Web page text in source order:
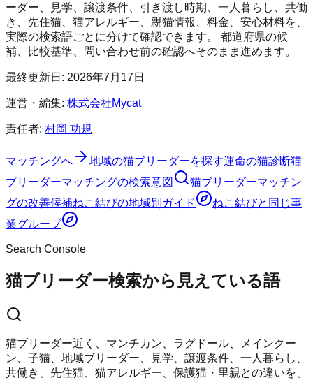
ーダー、見学、譲渡条件、引き渡し時期、一人暮らし、共働
き、先住猫、猫アレルギー、親猫情報、料金、安心材料を、
実際の検索語ごとに分けて確認できます。 都道府県の候
補、比較基準、問い合わせ前の確認へそのまま進めます。
最終更新日: 2026年7月17日
運営・編集: 株式会社Mycat
責任者: 村岡 功規
マッチングへ 地域の猫ブリーダーを探す運命の猫診断猫
ブリーダーマッチングの検索意図
猫ブリーダーマッチン
グの改善候補ねこ結びの地域別ガイド ねこ結びと同じ事
業グループ
Search Console
猫ブリーダー検索から見えている語
猫ブリーダー近く、マンチカン、ラグドール、メインクー
ン、子猫、地域ブリーダー、見学、譲渡条件、一人暮らし、
共働き、先住猫、猫アレルギー、保護猫・里親との違いを、